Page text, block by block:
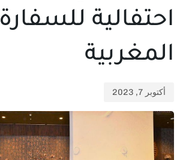
احتفالية للسفارة
المغربية
أكتوبر 7, 2023